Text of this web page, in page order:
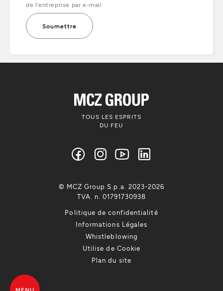
de l’entreprise par e-mail
TOUS LES ESPRITS
DU FEU
Politique de confidentialité
Informations Légales
Whistleblowing
Utilise de Cookie
Plan du site
© MCZ Group S.p.a. 2023-2026
TVA. n. 01791730938
MENU